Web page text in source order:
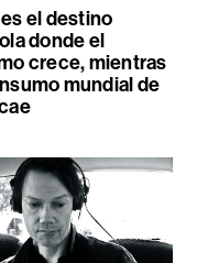
el destino
donde el
crece, mientras
mundial de